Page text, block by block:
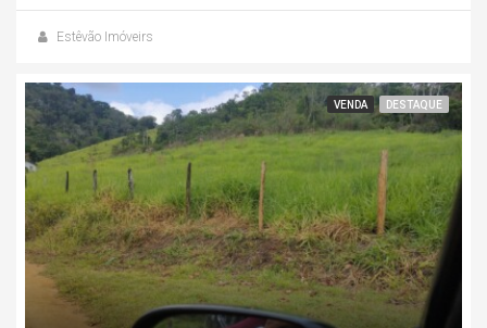
Estêvão Imóveirs
VENDA DESTAQUE